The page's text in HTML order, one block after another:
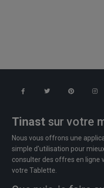
Tinast sur votre
Nous vous offrons une
simple d'utilisation pour
consulter des offres en ligne
votre Tablette.